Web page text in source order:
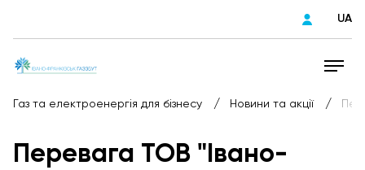
UA
Газ та електроенергія для бізнесу / Новини та акції /
Перевага ТОВ "Івано-